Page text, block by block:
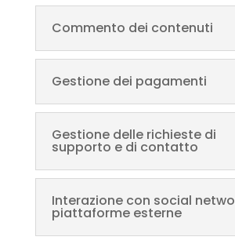
Commento dei contenuti
Gestione dei pagamenti
Gestione delle richieste di
supporto e di contatto
Interazione con social
piattaforme esterne